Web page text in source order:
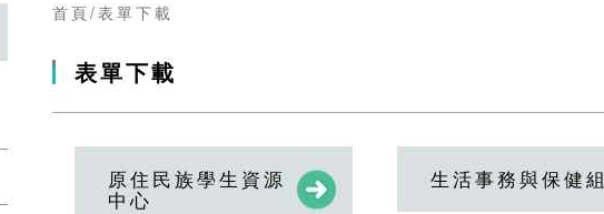
首頁 表單下載
表單下載
原住民族學生資源
中心
生活事務與保健組